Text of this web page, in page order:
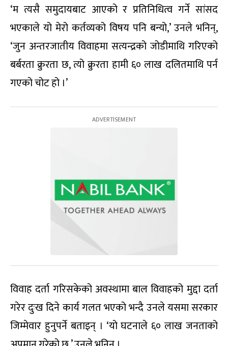
‘म त्यसै समुदायबाट आएको र प्रतिनिधित्व गर्ने सांसद
भएकाले यो मेरो कर्तव्यको विषय पनि बन्यो,’ उनले भनिन्,
‘जुन अन्तरजातीय विवाहमा सत्यन्द्रको जोडीमाथि गरिएको
बर्बरता क्रुरता छ, त्यो क्रुरता हामी ६० लाख दलितमाथि पर्न
गएको चोट हो ।’
विवाह दर्ता गरिसकेको अवस्थामा बाल विवाहको मुद्दा दर्ता
गरेर दुःख दिने कार्य गलत भएको भन्दै उनले यसमा सरकार
जिम्मेवार हुनुपर्ने बताइन् । ‘यो घटनाले ६० लाख जनताको